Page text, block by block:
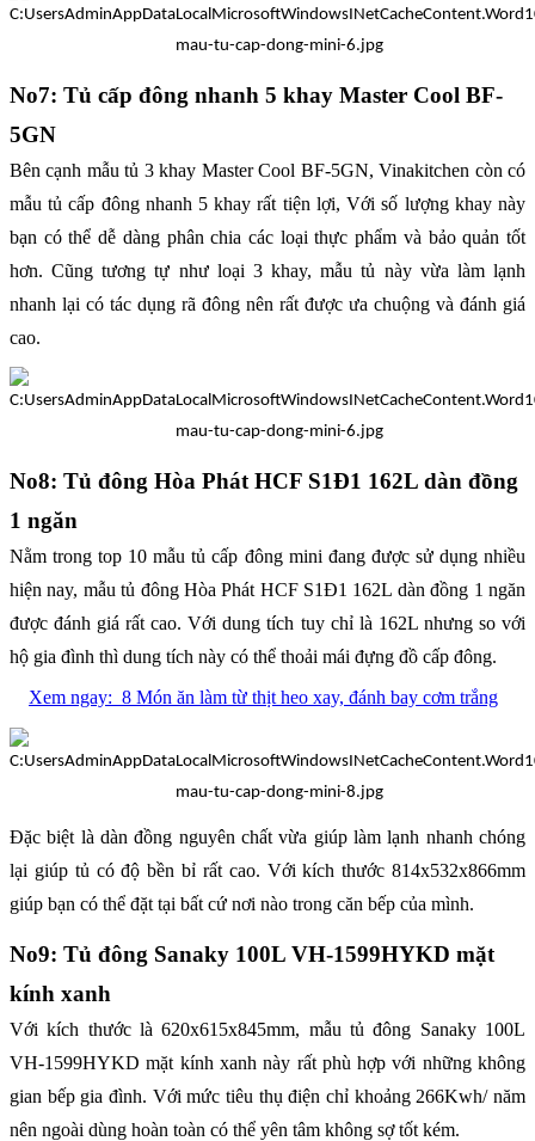
No7: Tủ cấp đông nhanh 5 khay Master Cool BF-
5GN
Bên cạnh mẫu tủ 3 khay Master Cool BF-5GN, Vinakitchen còn có
mẫu tủ cấp đông nhanh 5 khay rất tiện lợi, Với số lượng khay này
bạn có thể dễ dàng phân chia các loại thực phẩm và bảo quản tốt
hơn. Cũng tương tự như loại 3 khay, mẫu tủ này vừa làm lạnh
nhanh lại có tác dụng rã đông nên rất được ưa chuộng và đánh giá
cao.
No8: Tủ đông Hòa Phát HCF S1Đ1 162L dàn đồng
1 ngăn
Nằm trong top 10 mẫu tủ cấp đông mini đang được sử dụng nhiều
hiện nay, mẫu tủ đông Hòa Phát HCF S1Đ1 162L dàn đồng 1 ngăn
được đánh giá rất cao. Với dung tích tuy chỉ là 162L nhưng so với
hộ gia đình thì dung tích này có thể thoải mái đựng đồ cấp đông.
Xem ngay: 8 Món ăn làm từ thịt heo xay, đánh bay cơm trắng
Đặc biệt là dàn đồng nguyên chất vừa giúp làm lạnh nhanh chóng
lại giúp tủ có độ bền bỉ rất cao. Với kích thước 814x532x866mm
giúp bạn có thể đặt tại bất cứ nơi nào trong căn bếp của mình.
No9: Tủ đông Sanaky 100L VH-1599HYKD mặt
kính xanh
Với kích thước là 620x615x845mm, mẫu tủ đông Sanaky 100L
VH-1599HYKD mặt kính xanh này rất phù hợp với những không
gian bếp gia đình. Với mức tiêu thụ điện chỉ khoảng 266Kwh/ năm
nên ngoài dùng hoàn toàn có thể yên tâm không sợ tốt kém.